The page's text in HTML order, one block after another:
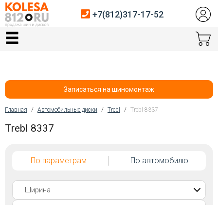
Главная
Автосервис
Датчики давления
Покупателям
+7(812)317-17-52
Записаться на шиномонтаж
Вы здесь
Главная / Автомобильные диски / Trebl / Trebl 8337
Trebl 8337
По параметрам По автомобилю